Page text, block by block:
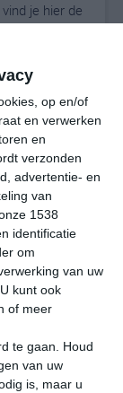
op en/of
en verwerken
en
verzonden
advertentie- en
van
1538
identificatie
om
van uw
kunt ook
of meer
te gaan.
Houd
van uw
is, maar u
je hier de
di
28° 19° 27°
21°C
23:00